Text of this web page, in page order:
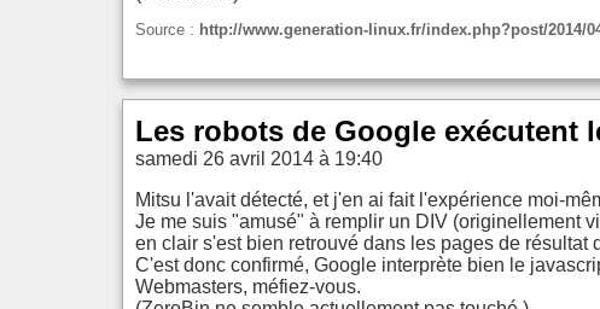
Source : http://www.generation-linux.fr/index.php?post/2014/
Les robots de Google exécutent
samedi 26 avril 2014 à 19:40
Mitsu l'avait détecté, et j'en ai fait l'expérience moi-
Je me suis "amusé" à remplir un DIV (originellement
en clair s'est bien retrouvé dans les pages de résultat
C'est donc confirmé, Google interprète bien le
Webmasters, méfiez-vous.